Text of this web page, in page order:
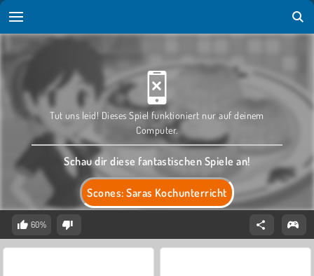
Scones: Saras Kochunterricht
Tut uns leid! Dieses Spiel funktioniert nur auf deinem
Computer.
Schau dir diese fantastischen Spiele an!
60%